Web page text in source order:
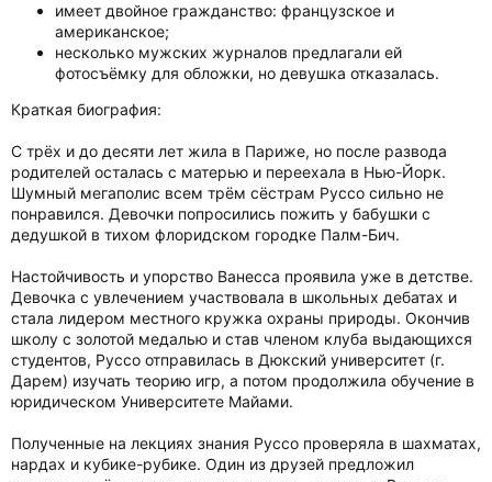
имеет двойное гражданство: французское и
американское;
несколько мужских журналов предлагали ей
фотосъёмку для обложки, но девушка отказалась.
Краткая биография:
С трёх и до десяти лет жила в Париже, но после развода
родителей осталась с матерью и переехала в Нью-Йорк.
Шумный мегаполис всем трём сёстрам Руссо сильно не
понравился. Девочки попросились пожить у бабушки с
дедушкой в тихом флоридском городке Палм-Бич.
Настойчивость и упорство Ванесса проявила уже в детстве.
Девочка с увлечением участвовала в школьных дебатах и
стала лидером местного кружка охраны природы. Окончив
школу с золотой медалью и став членом клуба выдающихся
студентов, Руссо отправилась в Дюкский университет (г.
Дарем) изучать теорию игр, а потом продолжила обучение в
юридическом Университете Майами.
Полученные на лекциях знания Руссо проверяла в шахматах,
нардах и кубике-рубике. Один из друзей предложил